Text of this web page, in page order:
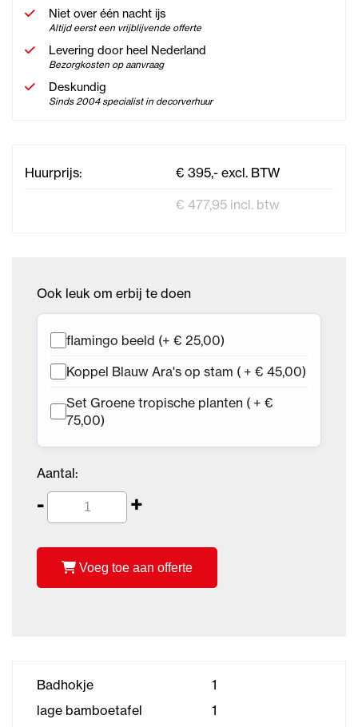
Niet over één nacht ijs
Altijd eerst een vrijblijvende offerte
Levering door heel Nederland
Bezorgkosten op aanvraag
Deskundig
Sinds 2004 specialist in decorverhuur
Huurprijs:
€ 395,- excl. BTW
€ 477,95 incl. btw
Ook leuk om erbij te doen
flamingo beeld (+ € 25,00)
Koppel Blauw Ara's op stam ( + € 45,00)
Set Groene tropische planten ( + €
75,00)
Aantal:
- +
Voeg toe aan offerte
Badhokje
1
lage bamboetafel
1